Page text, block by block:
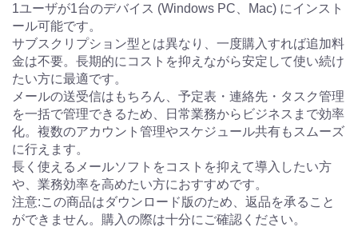
1ユーザが1台のデバイス (Windows PC、Mac) にインスト
ール可能です。
サブスクリプション型とは異なり、一度購入すれば追加料
金は不要。長期的にコストを抑えながら安定して使い続け
たい方に最適です。
メールの送受信はもちろん、予定表・連絡先・タスク管理
を一括で管理できるため、日常業務からビジネスまで効率
化。複数のアカウント管理やスケジュール共有もスムーズ
に行えます。
長く使えるメールソフトをコストを抑えて導入したい方
や、業務効率を高めたい方におすすめです。
注意:この商品はダウンロード版のため、返品を承ること
ができません。購入の際は十分にご確認ください。